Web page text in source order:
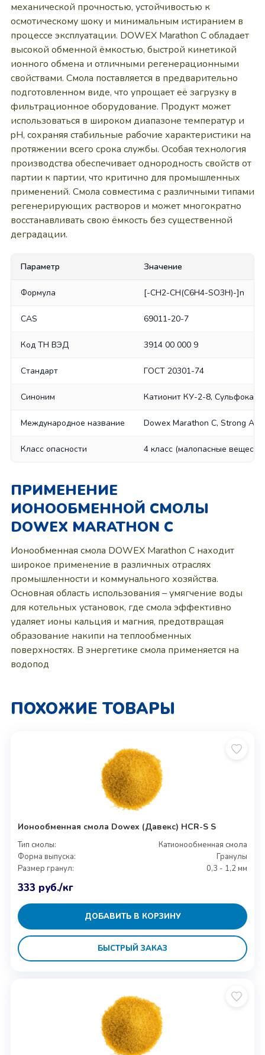
механической прочностью, устойчивостью к
осмотическому шоку и минимальным истиранием в
процессе эксплуатации. DOWEX Marathon C обладает
высокой обменной ёмкостью, быстрой кинетикой
ионного обмена и отличными регенерационными
свойствами. Смола поставляется в предварительно
подготовленном виде, что упрощает её загрузку в
фильтрационное оборудование. Продукт может
использоваться в широком диапазоне температур и
pH, сохраняя стабильные рабочие характеристики на
протяжении всего срока службы. Особая технология
производства обеспечивает однородность свойств от
партии к партии, что критично для промышленных
применений. Смола совместима с различными типами
регенерирующих растворов и может многократно
восстанавливать свою ёмкость без существенной
деградации.
Параметр Значение
Формула [-CH2-CH(C6H4-SO3H)-]n
CAS 69011-20-7
Код ТН ВЭД 3914 00 000 9
Стандарт ГОСТ 20301-74
Синоним Катионит КУ-2-8,
Международное название Dowex Marathon C, Strong
Класс опасности 4 класс (малопасные
ПРИМЕНЕНИЕ
ИОНООБМЕННОЙ СМОЛЫ
DOWEX MARATHON C
Ионообменная смола DOWEX Marathon C находит
широкое применение в различных отраслях
промышленности и коммунального хозяйства.
Основная область использования – умягчение воды
для котельных установок, где смола эффективно
удаляет ионы кальция и магния, предотвращая
образование накипи на теплообменных
поверхностях. В энергетике смола применяется на
водопод
ПОХОЖИЕ ТОВАРЫ
Ионообменная смола Dowex (Давекс) HCR-S S
Тип смолы:
Катионообменная смола
Форма выпуска:
Гранулы
Размер гранул:
0,3 - 1,2 мм
333 руб./кг
ДОБАВИТЬ В КОРЗИНУ
БЫСТРЫЙ ЗАКАЗ